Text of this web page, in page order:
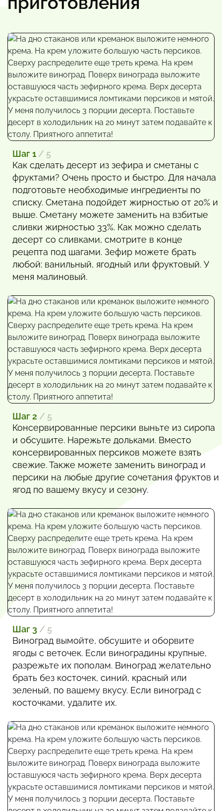
Шаг 1 / 5
Как сделать десерт из зефира и сметаны с
фруктами? Очень просто и быстро. Для начала
подготовьте необходимые ингредиенты по
списку. Сметана подойдет жирностью от 20% и
выше. Сметану можете заменить на взбитые
сливки жирностью 33%. Как можно сделать
десерт со сливками, смотрите в конце
рецепта под шагами. Зефир можете брать
любой: ванильный, ягодный или фруктовый. У
меня малиновый.
Шаг 2 / 5
Консервированные персики выньте из сиропа
и обсушите. Нарежьте дольками. Вместо
консервированных персиков можете взять
свежие. Также можете заменить виноград и
персики на любые другие сочетания фруктов и
ягод по вашему вкусу и сезону.
Шаг 3 / 5
Виноград вымойте, обсушите и оборвите
ягоды с веточек. Если виноградины крупные,
разрежьте их пополам. Виноград желательно
брать без косточек, синий, красный или
зеленый, по вашему вкусу. Если виноград с
косточками, удалите их.